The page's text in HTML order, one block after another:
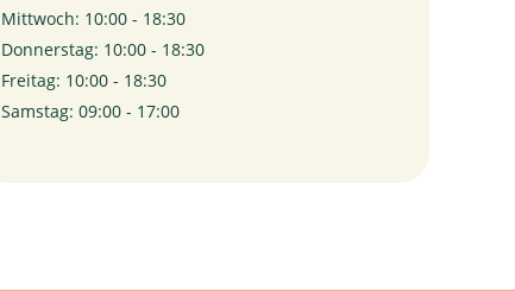
Mittwoch: 10:00 - 18:30
Donnerstag: 10:00 - 18:30
Freitag: 10:00 - 18:30
Samstag: 09:00 - 17:00